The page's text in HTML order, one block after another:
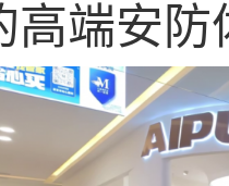
高端安防